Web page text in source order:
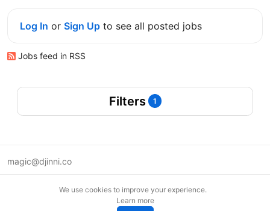
Log In or Sign Up to see all posted jobs
Jobs feed in RSS
Filters 1
magic@djinni.co
We use cookies to improve your experience.
Learn more